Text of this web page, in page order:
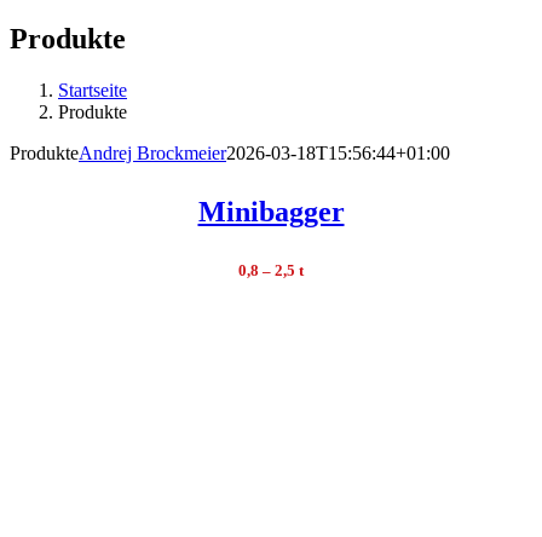
Produkte
Startseite
Produkte
ProdukteAndrej Brockmeier2026-03-18T15:56:44+01:00
Minibagger
0,8 – 2,5 t